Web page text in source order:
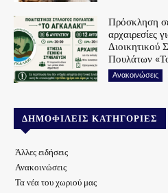
Πρόσκληση
αρχαιρεσίες
Διοικητικού
Πουλάτων
Ανακοινώσεις
ΔΗΜΟΦΙΛΕΊΣ ΚΑΤΗΓΟΡΊΕΣ
Άλλες ειδήσεις
Ανακοινώσεις
Τα νέα του χωριού μας